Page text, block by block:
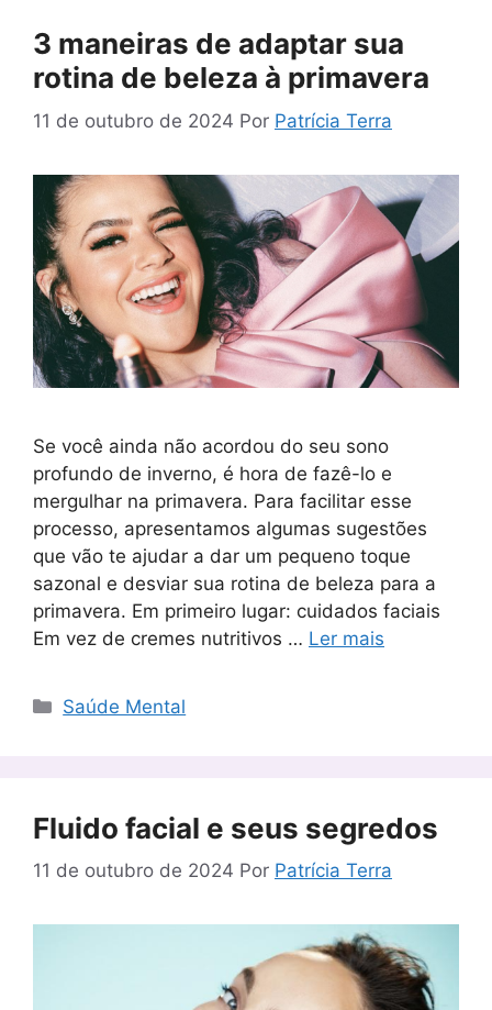
3 maneiras de adaptar sua
rotina de beleza à primavera
11 de outubro de 2024 Por Patrícia Terra
Se você ainda não acordou do seu sono
profundo de inverno, é hora de fazê-lo e
mergulhar na primavera. Para facilitar esse
processo, apresentamos algumas sugestões
que vão te ajudar a dar um pequeno toque
sazonal e desviar sua rotina de beleza para a
primavera. Em primeiro lugar: cuidados faciais
Em vez de cremes nutritivos … Ler mais
Categorias
Saúde Mental
Fluido facial e seus segredos
11 de outubro de 2024 Por Patrícia Terra